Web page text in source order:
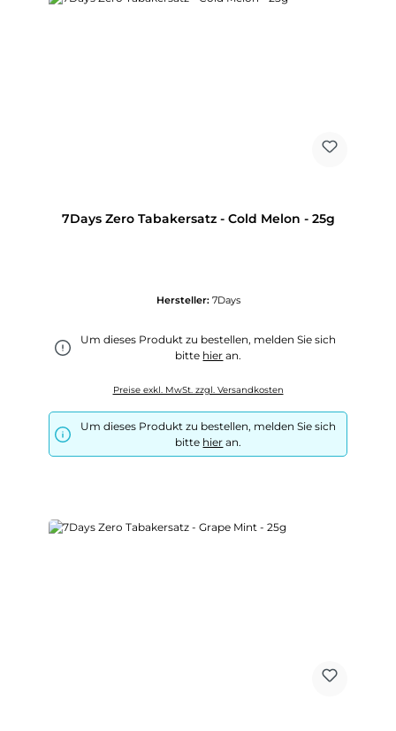
7Days Zero Tabakersatz - Cold Melon - 25g
Hersteller: 7Days
Um dieses Produkt zu bestellen, melden Sie sich
bitte hier an.
Preise exkl. MwSt. zzgl. Versandkosten
Um dieses Produkt zu bestellen, melden Sie sich
bitte hier an.